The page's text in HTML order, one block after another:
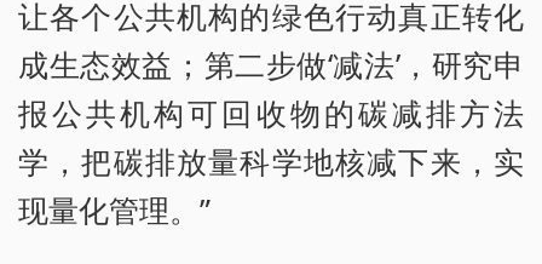
让各个公共机构的绿色行动真正转化
成生态效益；第二步做‘减法’，研究申
报公共机构可回收物的碳减排方法
学，把碳排放量科学地核减下来，实
现量化管理。”